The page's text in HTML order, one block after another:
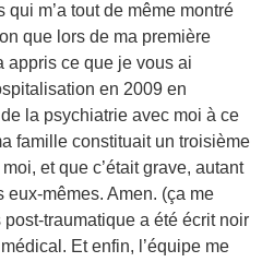
qui m’a tout de même montré
que lors de ma première
appris ce que je vous ai
en 2009 en
la psychiatrie avec moi à ce
famille constituait un troisième
et que c’était grave, autant
mêmes. Amen. (ça me
traumatique a été écrit noir
Et enfin, l’équipe me